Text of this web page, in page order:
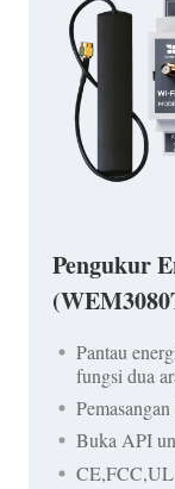
Pengukur
Pantau
fungsi dua
Buka API